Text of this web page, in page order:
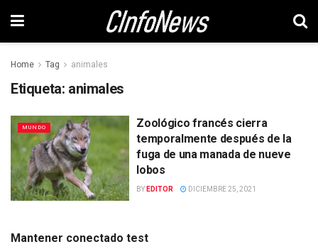
Home Tag animales
Etiqueta: animales
MUNDO
Zoológico francés cierra
temporalmente después de la
fuga de una manada de nueve
lobos
BY EDITOR DICIEMBRE 25, 2021
Mantener conectado test